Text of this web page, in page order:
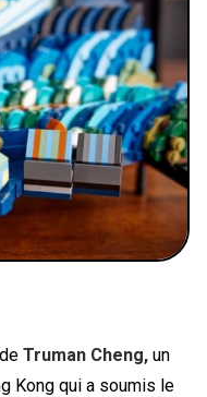
Truman Cheng, un
Kong qui a soumis le